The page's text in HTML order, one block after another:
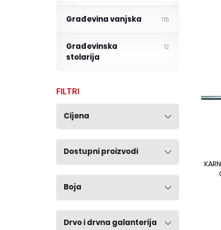
Građevina vanjska 115
Građevinska
stolarija
12
FILTRI
Cijena
Dostupni proizvodi
Boja
Drvo i drvna galanterija